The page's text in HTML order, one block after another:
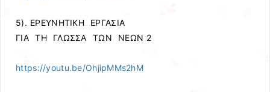
5). ΕΡΕΥΝΗΤΙΚΗ ΕΡΓΑΣΙΑ
ΓΙΑ ΤΗ ΓΛΩΣΣΑ ΤΩΝ ΝΕΩΝ 2
https://youtu.be/OhjipMMs2hM